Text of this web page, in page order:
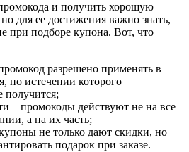
и получить хорошую
для ее достижения важно знать,
при подборе купона. Вот, что
разрешено применять в
по истечении которого
получится;
– промокоды действуют не на все
а на их часть;
не только дают скидки, но
подарок при заказе.